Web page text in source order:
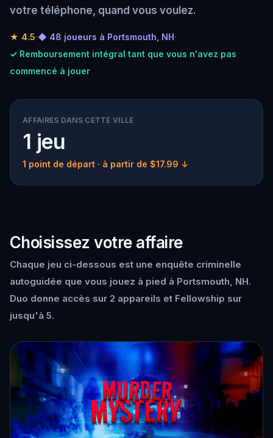
votre téléphone, quand vous voulez.
★ 4.5·◆ 48 joueurs à Portsmouth, NH·
✓ Remboursement intégral tant que vous n'avez pas
commencé à jouer
AFFAIRES DANS CETTE VILLE
1 jeu
1 point de départ · à partir de $17.99 ↓
Choisissez votre affaire
Chaque jeu ci-dessous est une enquête criminelle
autoguidée que vous jouez à pied à Portsmouth, NH.
Duo donne accès sur 2 appareils et Fellowship sur
jusqu'à 5.